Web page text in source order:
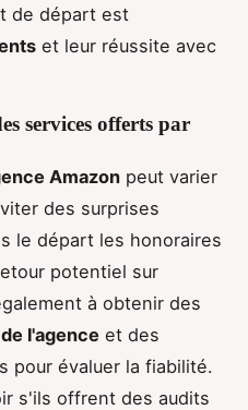
de départ est
et leur réussite avec
services offerts par
Amazon peut varier
des surprises
le départ les honoraires
potentiel sur
à obtenir des
l'agence et des
pour évaluer la fiabilité.
s'ils offrent des audits